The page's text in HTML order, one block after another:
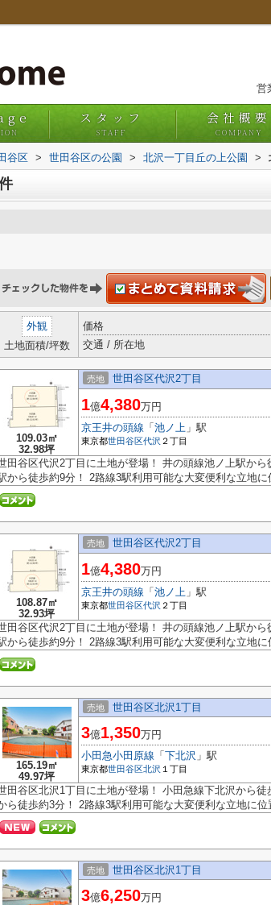
営
スタッフ
STAFF
会社概要
COMPANY
谷区 > 世田谷区の公園 > 北沢一丁目丘の上公園 >
外観
土地面積/坪数
価格
交通 / 所在地
109.03㎡
32.98坪
売地 世田谷区代沢2丁目
1億4,380万円
京王井の頭線 「 池ノ上 」駅
東京都世田谷区代沢 ２丁目
田谷区代沢2丁目に土地が登場！ 井の頭線池ノ上駅か
から徒歩約9分！ 2路線3駅利用可能な大変便利な立地
108.87㎡
32.93坪
売地 世田谷区代沢2丁目
1億4,380万円
京王井の頭線 「 池ノ上 」駅
東京都世田谷区代沢 ２丁目
田谷区代沢2丁目に土地が登場！ 井の頭線池ノ上駅か
から徒歩約9分！ 2路線3駅利用可能な大変便利な立地
165.19㎡
49.97坪
売地 世田谷区北沢1丁目
3億1,350万円
小田急小田原線 「 下北沢 」駅
東京都世田谷区北沢 １丁目
田谷区北沢1丁目に土地が登場！ 小田急線下北沢から
ら徒歩約3分！ 2路線3駅利用可能な大変便利な立地に
売地 世田谷区北沢1丁目
3億6,250万円